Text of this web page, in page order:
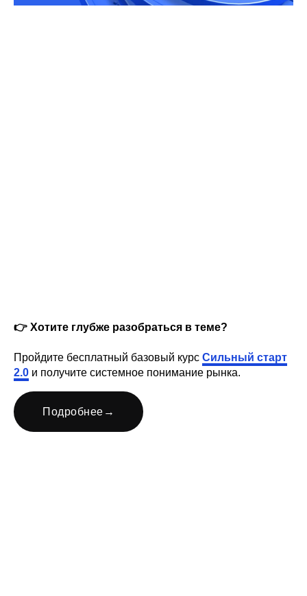
👉 Хотите глубже разобраться в теме?
Пройдите бесплатный базовый курс Сильный старт
2.0 и получите системное понимание рынка.
Подробнее →